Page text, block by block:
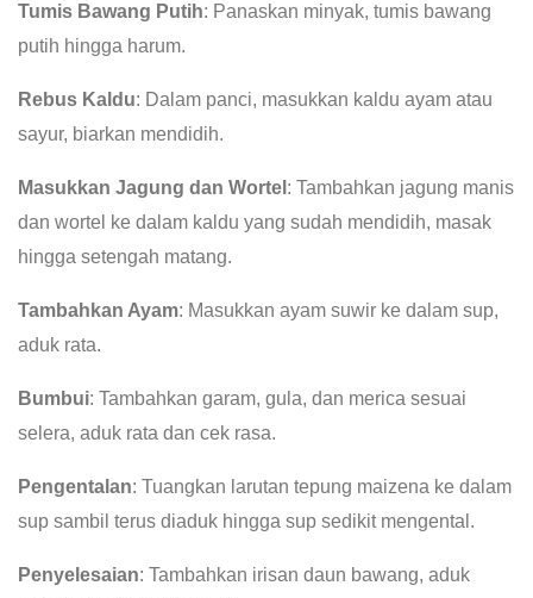
Tumis Bawang Putih: Panaskan minyak, tumis bawang
putih hingga harum.
Rebus Kaldu: Dalam panci, masukkan kaldu ayam atau
sayur, biarkan mendidih.
Masukkan Jagung dan Wortel : Tambahkan jagung manis
dan wortel ke dalam kaldu yang sudah mendidih, masak
hingga setengah matang.
Tambahkan Ayam: Masukkan ayam suwir ke dalam sup,
aduk rata.
Bumbui: Tambahkan garam, gula, dan merica sesuai
selera, aduk rata dan cek rasa.
Pengentalan: Tuangkan larutan tepung maizena ke dalam
sup sambil terus diaduk hingga sup sedikit mengental.
Penyelesaian: Tambahkan irisan daun bawang, aduk